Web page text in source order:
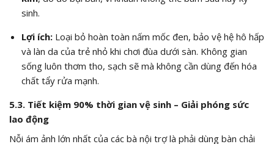
sinh.
Lợi ích:Loại bỏ hoàn toàn nấm mốc đen, bảo vệ hệ hô hấp
và làn da của trẻ nhỏ khi chơi đùa dưới sàn. Không gian
sống luôn thơm tho, sạch sẽ mà không cần dùng đến hóa
chất tẩy rửa mạnh.
5.3. Tiết kiệm 90% thời gian vệ sinh – Giải phóng sức
lao động
Nỗi ám ảnh lớn nhất của các bà nội trợ là phải dùng bàn chải